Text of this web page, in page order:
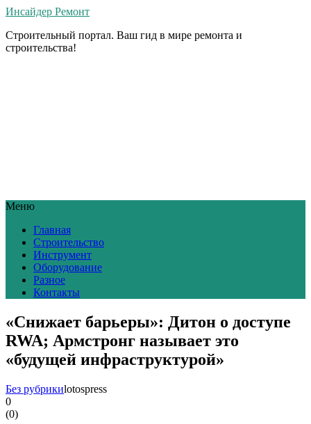
Инсайдер Ремонт
Строительный портал. Ваш гид в мире ремонта и
строительства!
Меню
Главная
Строительство
Инструмент
Оборудование
Разное
Контакты
«Снижает барьеры»: Дитон о доступе
RWA; Армстронг называет это
«будущей инфраструктурой»
Без рубрикиlotospress
0
(0)